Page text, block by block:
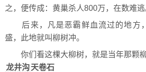
之，便传成：黄巢杀人800万，在数难逃
后来，凡是恶霸鲜血流过的地方
盛，此地就叫柳树冲。
你们看这棵大柳树，就是当年那颗柳
龙井沟天卷石